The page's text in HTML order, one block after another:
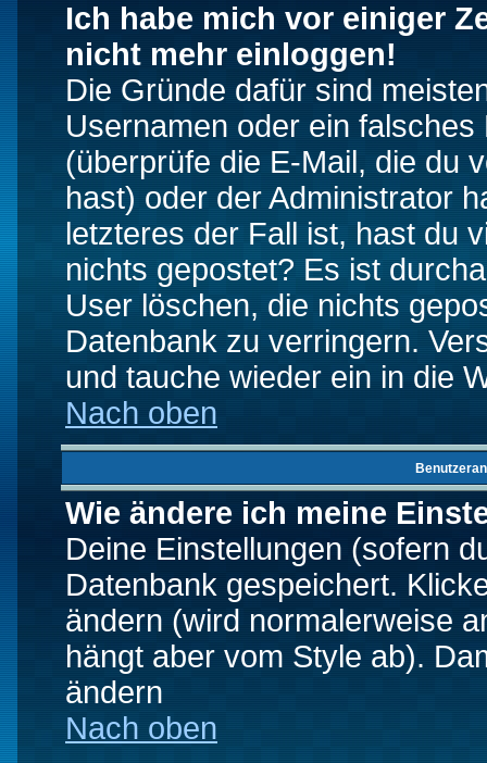
Ich habe mich vor einiger
nicht mehr einloggen!
Die Gründe dafür sind
Usernamen oder ein
(überprüfe die E-Mail, die du
hast) oder der Administrator
letzteres der Fall ist, hast du
nichts gepostet? Es ist
User löschen, die nichts
Datenbank zu verringern.
und tauche wieder ein in die
Nach oben
Wie ändere ich meine
Deine Einstellungen (sofern
Datenbank gespeichert.
ändern (wird normalerweise
hängt aber vom Style ab).
ändern
Nach oben